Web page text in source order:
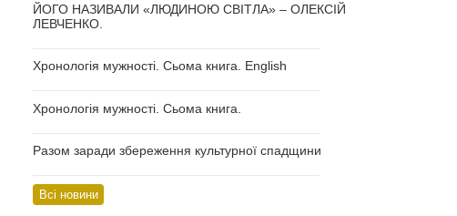
ЙОГО НАЗИВАЛИ «ЛЮДИНОЮ СВІТЛА» – ОЛЕКСІЙ
ЛЕВЧЕНКО.
Хронологія мужності. Сьома книга. English
Хронологія мужності. Сьома книга.
Разом заради збереження культурної спадщини
Всі новини